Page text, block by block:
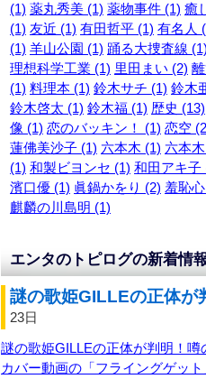
(1) 薬丸秀美 (1) 薬物事件 (1) 癒
(1) 友近 (1) 有田哲平 (1) 有名人
(1) 羊山公園 (1) 踊る大捜査線
理想科学工業 (1) 里田まい (2)
(1) 料理本 (1) 鈴木サチ (1) 鈴木
鈴木啓太 (1) 鈴木福 (1) 歴史 (13)
像 (1) 恋のバッキン！ (1) 恋空
蓮佛美沙子 (1) 六本木 (1) 六本
(1) 和製ビヨンセ (1) 和田アキ子
濱口優 (1) 眞鍋かをり (2) 羞恥
麒麟の川島明 (1)
エンタのトピログの新着情
謎の歌姫GILLEの正体
23日
謎の歌姫GILLEの正体が判明！
カバー動画の「フライングゲッ